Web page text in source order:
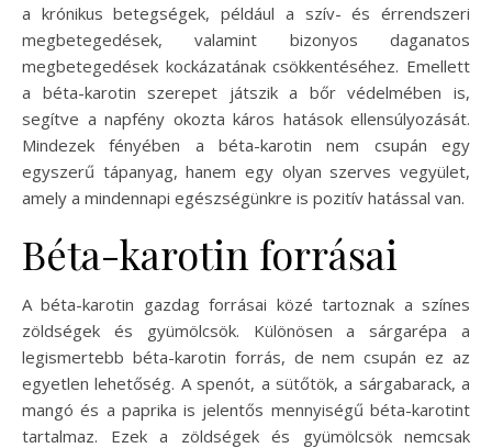
a krónikus betegségek, például a szív- és érrendszeri
megbetegedések, valamint bizonyos daganatos
megbetegedések kockázatának csökkentéséhez. Emellett
a béta-karotin szerepet játszik a bőr védelmében is,
segítve a napfény okozta káros hatások ellensúlyozását.
Mindezek fényében a béta-karotin nem csupán egy
egyszerű tápanyag, hanem egy olyan szerves vegyület,
amely a mindennapi egészségünkre is pozitív hatással van.
Béta-karotin forrásai
A béta-karotin gazdag forrásai közé tartoznak a színes
zöldségek és gyümölcsök. Különösen a sárgarépa a
legismertebb béta-karotin forrás, de nem csupán ez az
egyetlen lehetőség. A spenót, a sütőtök, a sárgabarack, a
mangó és a paprika is jelentős mennyiségű béta-karotint
tartalmaz. Ezek a zöldségek és gyümölcsök nemcsak